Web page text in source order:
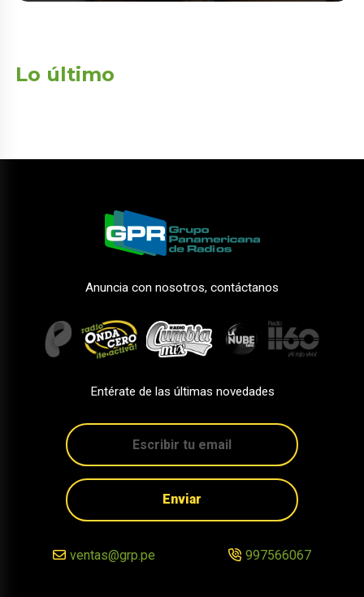
Lo último
Anuncia con nosotros, contáctanos
Entérate de las últimas novedades
Enviar
ventas@grp.pe 997566067